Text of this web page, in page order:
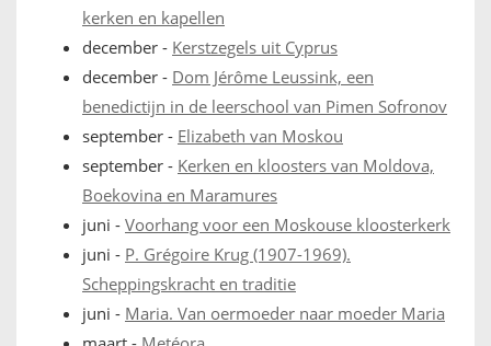
kerken en kapellen
december - Kerstzegels uit Cyprus
december - Dom Jérôme Leussink, een
benedictijn in de leerschool van Pimen Sofronov
september - Elizabeth van Moskou
september - Kerken en kloosters van Moldova,
Boekovina en Maramures
juni - Voorhang voor een Moskouse kloosterkerk
juni - P. Grégoire Krug (1907-1969).
Scheppingskracht en traditie
juni - Maria. Van oermoeder naar moeder Maria